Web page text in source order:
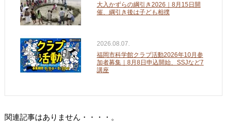
大入かずらの綱引き2026｜8月15日開
催、綱引き後は子ども相撲
2026.08.07.
福岡市科学館クラブ活動2026年10月参
加者募集｜8月8日申込開始、SSJなど7
講座
関連記事はありません・・・・。